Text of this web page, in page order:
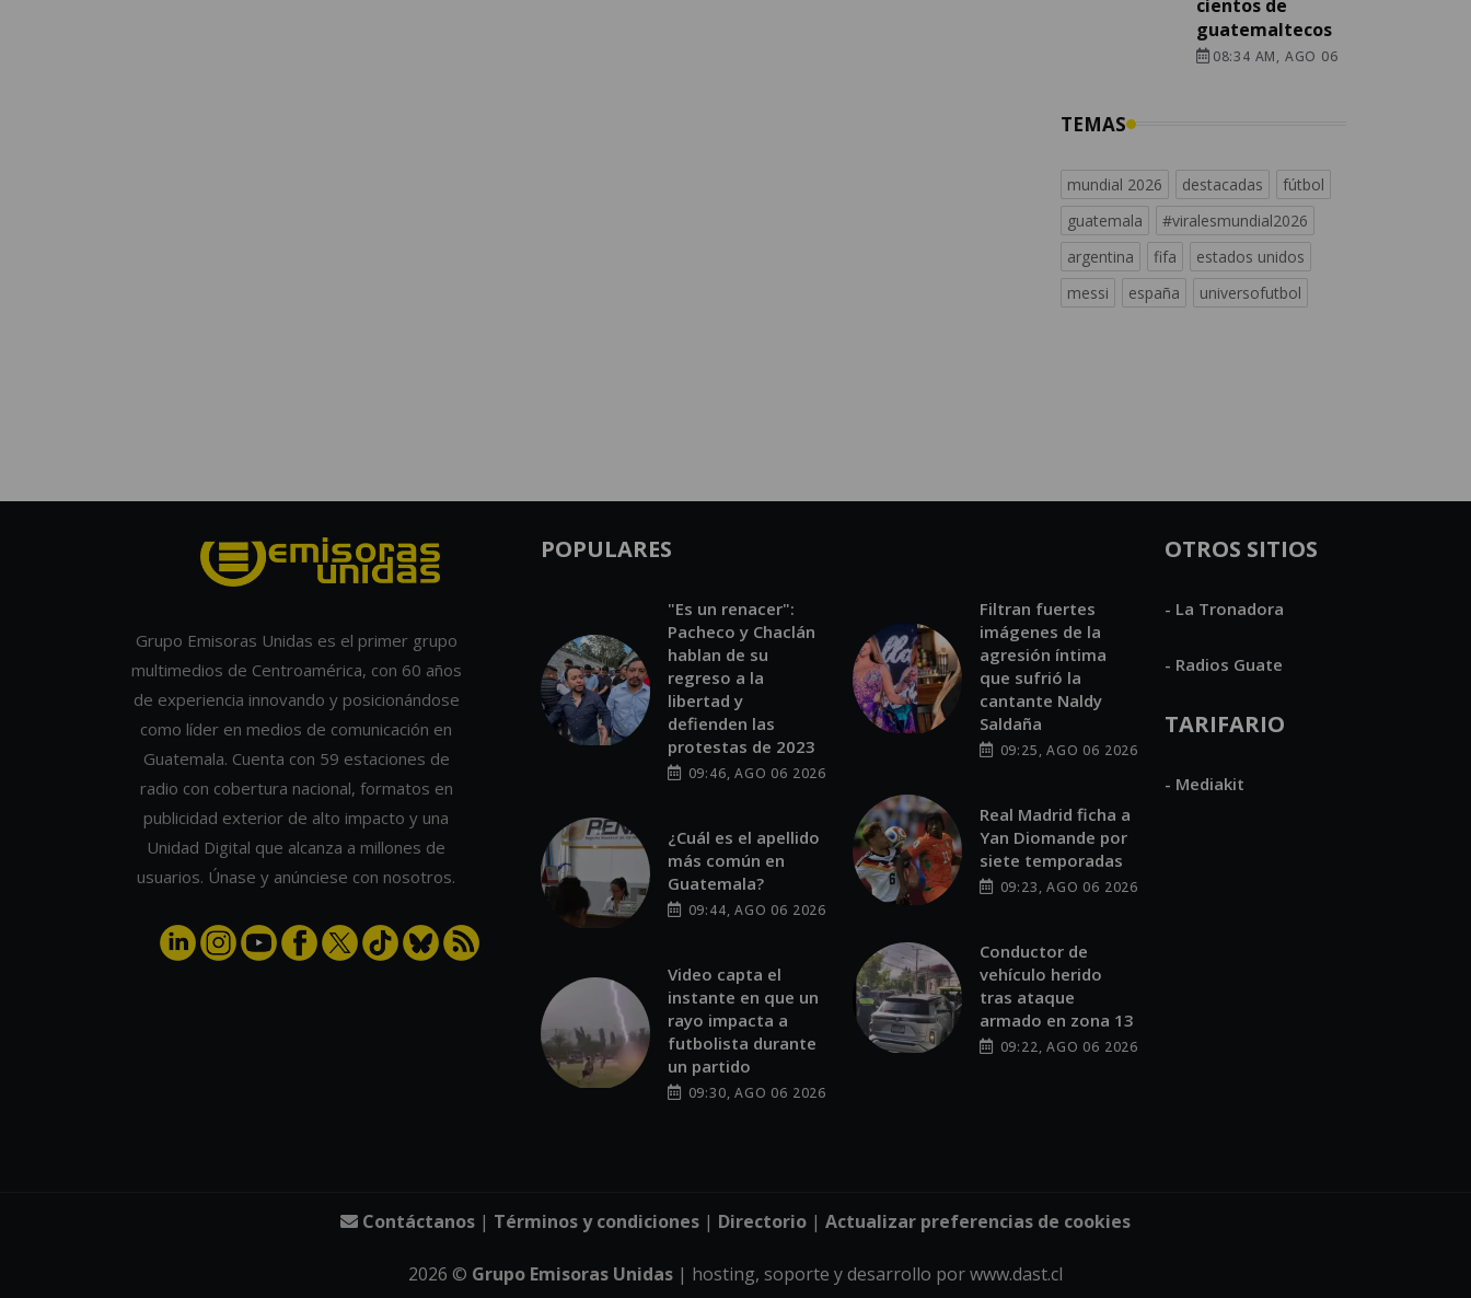
cientos de
guatemaltecos
08:34 AM, AGO 06
TEMAS
mundial 2026 destacadas
fútbol
guatemala
#viralesmundial2026
argentina
fifa
estados unidos
messi
españa universofutbol
Grupo Emisoras Unidas es el primer grupo
multimedios de Centroamérica, con 60 años
de experiencia innovando y posicionándose
como líder en medios de comunicación en
Guatemala. Cuenta con 59 estaciones de
radio con cobertura nacional, formatos en
publicidad exterior de alto impacto y una
Unidad Digital que alcanza a millones de
usuarios. Únase y anúnciese con nosotros.
POPULARES
"Es un renacer":
Pacheco y Chaclán
hablan de su
regreso a la
libertad y
defienden las
protestas de 2023
09:46, AGO 06 2026
¿Cuál es el apellido
más común en
Guatemala?
09:44, AGO 06 2026
Video capta el
instante en que un
rayo impacta a
futbolista durante
un partido
09:30, AGO 06 2026
Filtran fuertes
imágenes de la
agresión íntima
que sufrió la
cantante Naldy
Saldaña
09:25, AGO 06 2026
Real Madrid ficha a
Yan Diomande por
siete temporadas
09:23, AGO 06 2026
Conductor de
vehículo herido
tras ataque
armado en zona 13
09:22, AGO 06 2026
OTROS SITIOS
- La Tronadora
- Radios Guate
TARIFARIO
- Mediakit
Contáctanos | Términos y condiciones | Directorio | Actualizar preferencias de cookies
2026 © Grupo Emisoras Unidas | hosting, soporte y desarrollo porwww.dast.cl